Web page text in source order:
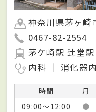
神奈川県茅ヶ崎
0467-82-2554
茅ケ崎駅 辻堂
内科
消化器
時間 月
09:00～12:00
●